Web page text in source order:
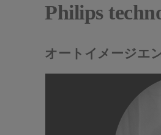
Philips
オートイメージエ